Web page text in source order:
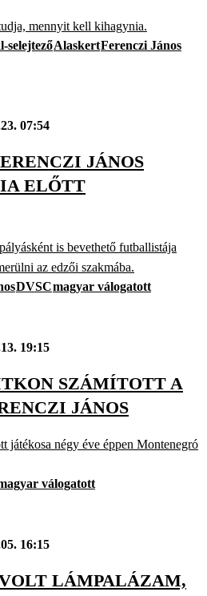
mennyit kell kihagynia.
selejtezőAlaskertFerenczi János
07:54
JÁNOS
ELŐTT
is bevethető futballistája
az edzői szakmába.
DVSCmagyar válogatott
19:15
SZÁMÍTOTT A
JÁNOS
játékosa négy éve éppen Montenegró
válogatott
16:15
LÁMPALÁZAM,